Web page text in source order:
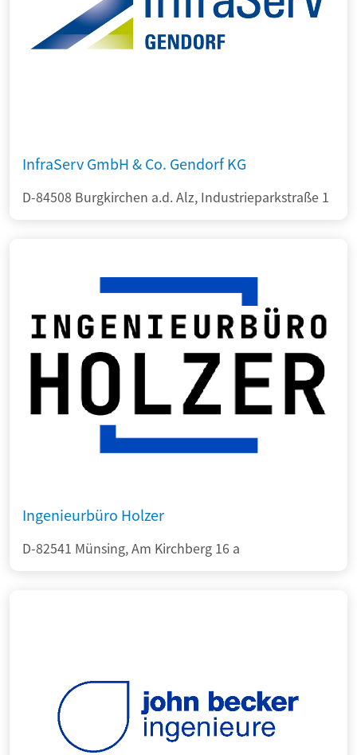
InfraServ GmbH & Co. Gendorf KG
D-84508 Burgkirchen a.d. Alz, Industrieparkstraße 1
Ingenieurbüro Holzer
D-82541 Münsing, Am Kirchberg 16 a